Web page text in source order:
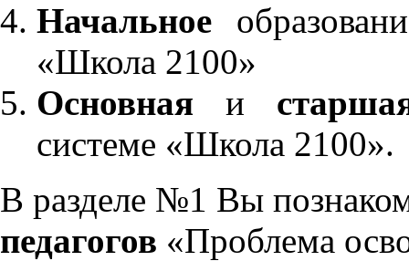
Начальное
«Школа 2100»
Основнаяи
системе «Школа 2100».
В разделе №1 Вы
педагогов «Проблема